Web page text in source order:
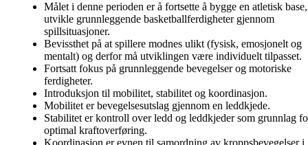
Målet i denne perioden er å fortsette å bygge en atletisk base,
utvikle grunnleggende basketballferdigheter gjennom
spillsituasjoner.
Bevissthet på at spillere modnes ulikt (fysisk, emosjonelt og
mentalt) og derfor må utviklingen være individuelt tilpasset.
Fortsatt fokus på grunnleggende bevegelser og motoriske
ferdigheter.
Introduksjon til mobilitet, stabilitet og koordinasjon.
Mobilitet er bevegelsesutslag gjennom en leddkjede.
Stabilitet er kontroll over ledd og leddkjeder som grunnlag
optimal kraftoverføring.